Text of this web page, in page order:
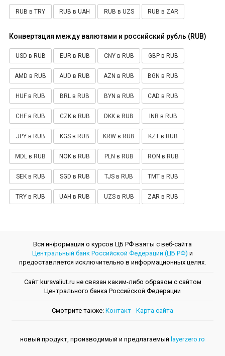
RUB в TRY RUB в UAH RUB в UZS RUB в ZAR
Конвертация между валютами и российский рубль (RUB)
USD в RUB EUR в RUB CNY в RUB GBP в RUB
AMD в RUB AUD в RUB AZN в RUB BGN в RUB
HUF в RUB BRL в RUB BYN в RUB CAD в RUB
CHF в RUB CZK в RUB DKK в RUB INR в RUB
JPY в RUB KGS в RUB KRW в RUB KZT в RUB
MDL в RUB NOK в RUB PLN в RUB RON в RUB
SEK в RUB SGD в RUB TJS в RUB TMT в RUB
TRY в RUB UAH в RUB UZS в RUB ZAR в RUB
Вся информация о курсов ЦБ РФ взяты с веб-сайта
Центральный банк Российской Федерации (ЦБ РФ) и
предоставляется исключительно в информационных целях.
Сайт kursvaliut.ru не связан каким-либо образом с сайтом
Центрального банкa Российской Федерации
Смотрите также: Контакт - Kарта сайта
новый продукт, производимый и предлагаемый layerzero.ro